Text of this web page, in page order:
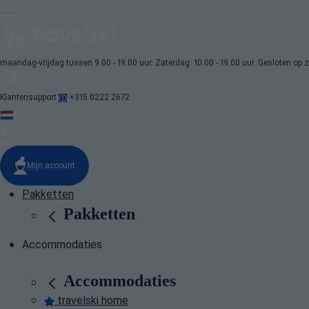
maandag-vrijdag tussen 9.00 - 19.00 uur. Zaterdag: 10.00 - 19.00 uur. Gesloten op
Klantensupport +315 0222 2672
Mijn account
Pakketten
Pakketten
Accommodaties
Accommodaties
travelski home